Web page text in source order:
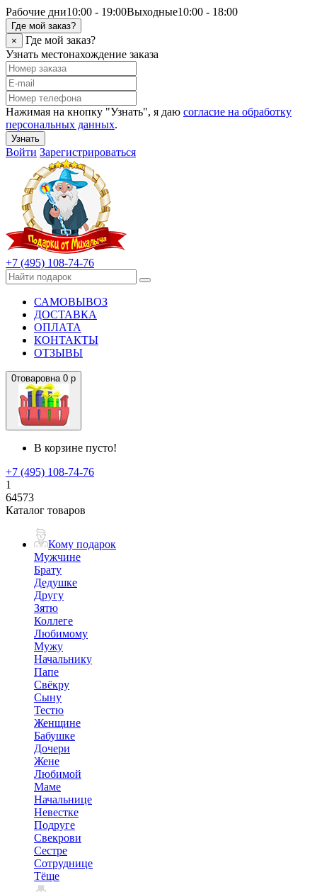
Рабочие дни10:00 - 19:00Выходные10:00 - 18:00
Где мой заказ?
×
Где мой заказ?
Узнать местонахождение заказа
Нажимая на кнопку "Узнать", я даю согласие на обработку
персональных данных.
Узнать
Войти Зарегистрироваться
+7 (495) 108-74-76
САМОВЫВОЗ
ДОСТАВКА
ОПЛАТА
КОНТАКТЫ
ОТЗЫВЫ
0товаровна 0 р
В корзине пусто!
+7 (495) 108-74-76
1
64573
Каталог товаров
Кому подарок
Мужчине
Брату
Дедушке
Другу
Зятю
Коллеге
Любимому
Мужу
Начальнику
Папе
Свёкру
Сыну
Тестю
Женщине
Бабушке
Дочери
Жене
Любимой
Маме
Начальнице
Невестке
Подруге
Свекрови
Сестре
Сотруднице
Тёще